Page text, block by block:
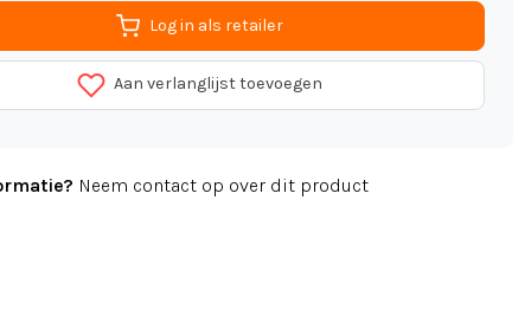
Log in als retailer
Aan verlanglijst toevoegen
Neem contact op over dit product